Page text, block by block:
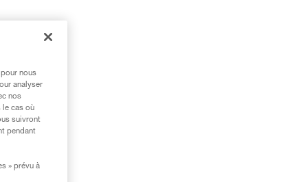
nous
analyser
nos
le cas où
suivront
pendant
» prévu à